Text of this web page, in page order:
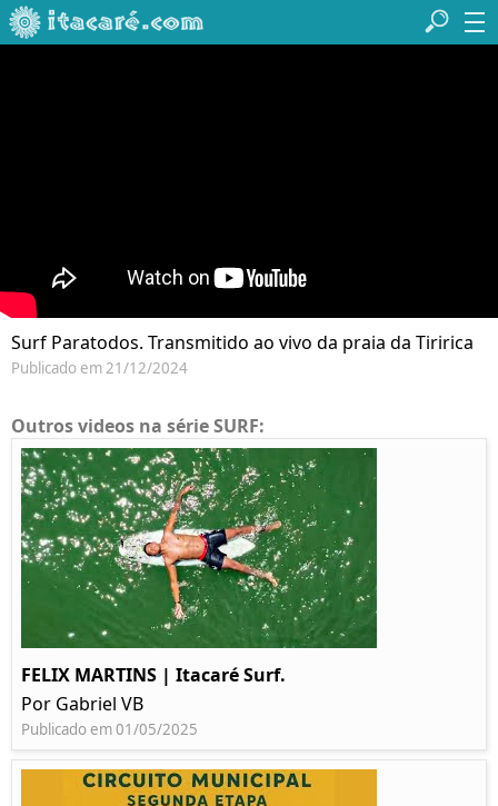
Surf Paratodos. Transmitido ao vivo da praia da Tiririca
Publicado em 21/12/2024
Outros videos na série SURF:
FELIX MARTINS | Itacaré Surf.
Por Gabriel VB
Publicado em 01/05/2025